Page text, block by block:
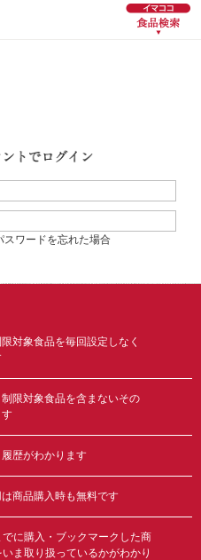
ワードを忘れた場合
対象食品を毎回設定しなく
限対象食品を含まないその
歴がわかります
商品購入時も無料です
に購入・ブックマークした商
ま取り扱っているかがわかり